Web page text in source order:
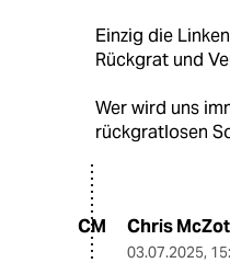
Einzig die
Rückgrat und
Wer wird uns
rückgratlosen
CM Chris
03.07.2025,